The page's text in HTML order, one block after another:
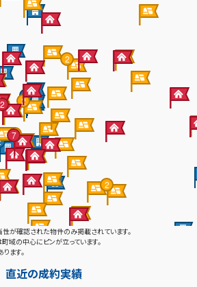
ク休業のお知らせ
を賜り、誠にありがとうございま
、誠に勝手ながら下記の期間をゴ
とさせていただきます。
土）～5月6日（水）
問い合わせにつきましては、営業
たします。
ますが、何卒よろしくお願い申し
市】